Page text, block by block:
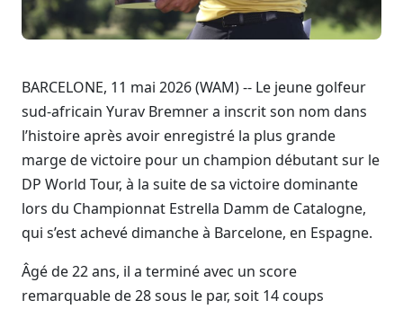
BARCELONE, 11 mai 2026 (WAM) -- Le jeune golfeur
sud-africain Yurav Bremner a inscrit son nom dans
l’histoire après avoir enregistré la plus grande
marge de victoire pour un champion débutant sur le
DP World Tour, à la suite de sa victoire dominante
lors du Championnat Estrella Damm de Catalogne,
qui s’est achevé dimanche à Barcelone, en Espagne.
Âgé de 22 ans, il a terminé avec un score
remarquable de 28 sous le par, soit 14 coups